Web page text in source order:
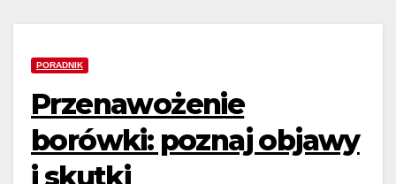
PORADNIK
Przenawożenie
borówki: poznaj objawy
i skutki